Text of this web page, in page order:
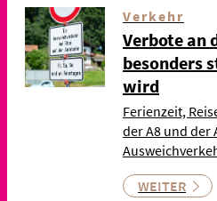
Verkehr
Verbote an
besonders
wird
Ferienzeit,
der A8 und der
WEITER